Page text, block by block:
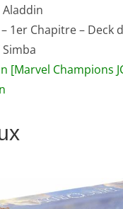
1er Chapitre – Deck
[Marvel Champions